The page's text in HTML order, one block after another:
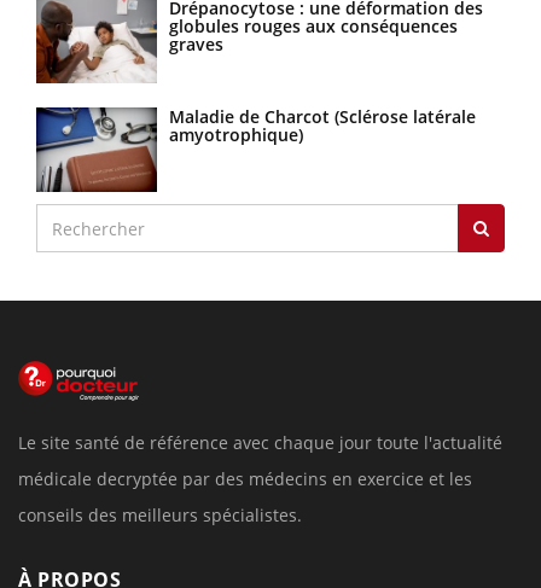
Drépanocytose : une déformation des
globules rouges aux conséquences
graves
Maladie de Charcot (Sclérose latérale
amyotrophique)
Le site santé de référence avec chaque jour toute l'actualité
médicale decryptée par des médecins en exercice et les
conseils des meilleurs spécialistes.
À PROPOS